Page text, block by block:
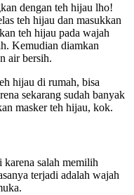
dengan teh hijau lho!
teh hijau dan masukkan
teh hijau pada wajah
Kemudian diamkan
air bersih.
hijau di rumah, bisa
sekarang sudah banyak
masker teh hijau, kok.
karena salah memilih
terjadi adalah wajah